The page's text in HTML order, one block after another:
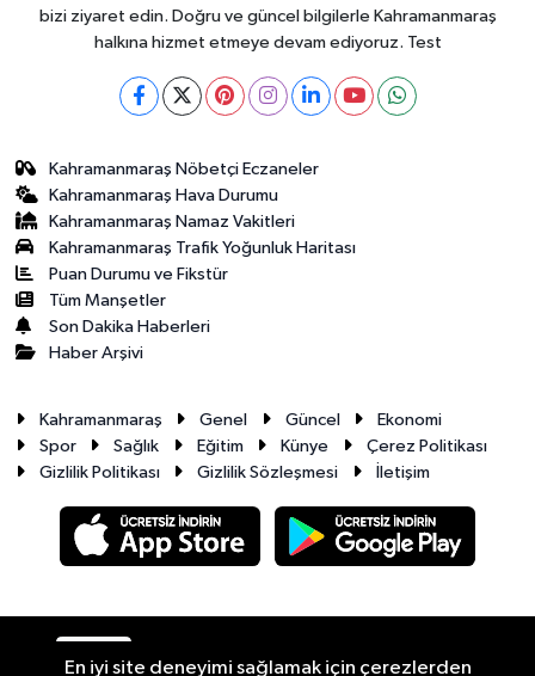
bizi ziyaret edin. Doğru ve güncel bilgilerle Kahramanmaraş
halkına hizmet etmeye devam ediyoruz. Test
Kahramanmaraş Nöbetçi Eczaneler
Kahramanmaraş Hava Durumu
Kahramanmaraş Namaz Vakitleri
Kahramanmaraş Trafik Yoğunluk Haritası
Puan Durumu ve Fikstür
Tüm Manşetler
Son Dakika Haberleri
Haber Arşivi
Kahramanmaraş Genel Güncel
Ekonomi
Spor
Sağlık Eğitim Künye
Çerez Politikası
Gizlilik Politikası
Gizlilik Sözleşmesi İletişim
En iyi site deneyimi sağlamak için çerezlerden